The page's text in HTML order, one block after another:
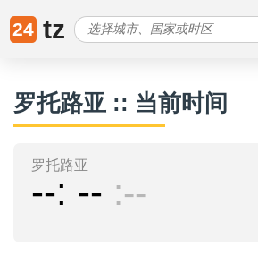
24 tz
罗托路亚 :: 当前时间
罗托路亚
-- -- --